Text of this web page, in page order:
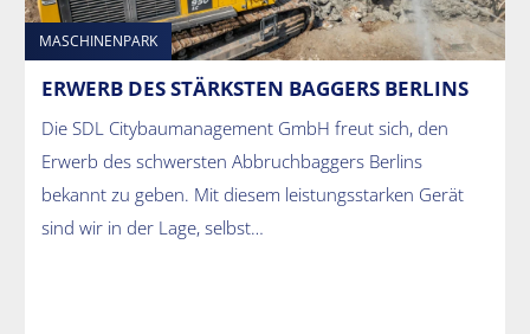
MASCHINENPARK
ERWERB DES STÄRKSTEN BAGGERS BERLINS
Die SDL Citybaumanagement GmbH freut sich, den
Erwerb des schwersten Abbruchbaggers Berlins
bekannt zu geben. Mit diesem leistungsstarken Gerät
sind wir in der Lage, selbst…